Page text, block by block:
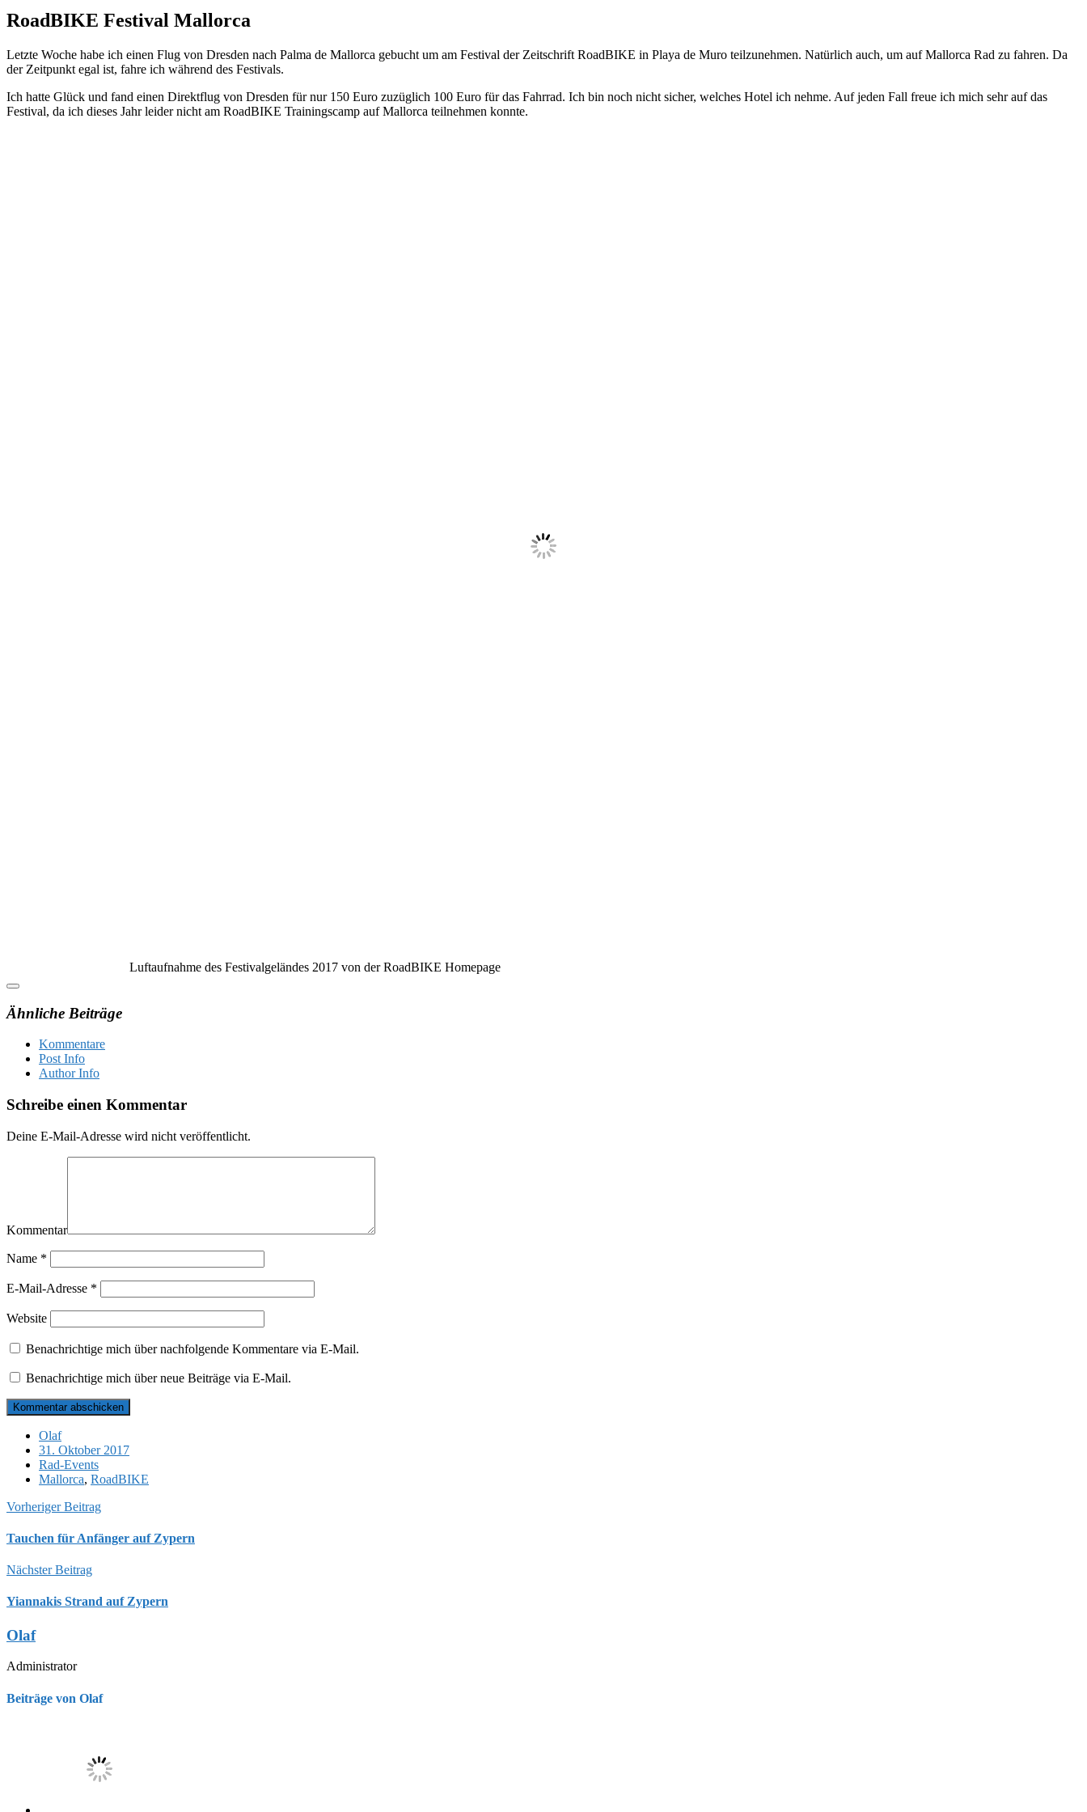
RoadBIKE Festival Mallorca
Letzte Woche habe ich einen Flug von Dresden nach Palma de Mallorca gebucht um am Festival der Zeitschrift RoadBIKE in Playa de Muro teilzunehmen. Natürlich auch, um auf Mallorca Rad zu fahren. Da
der Zeitpunkt egal ist, fahre ich während des Festivals.
Ich hatte Glück und fand einen Direktflug von Dresden für nur 150 Euro zuzüglich 100 Euro für das Fahrrad. Ich bin noch nicht sicher, welches Hotel ich nehme. Auf jeden Fall freue ich mich sehr auf das
Festival, da ich dieses Jahr leider nicht am RoadBIKE Trainingscamp auf Mallorca teilnehmen konnte.
Luftaufnahme des Festivalgeländes 2017 von der RoadBIKE Homepage
Ähnliche Beiträge
Kommentare
Post Info
Author Info
Schreibe einen Kommentar
Deine E-Mail-Adresse wird nicht veröffentlicht.
Kommentar
Name *
E-Mail-Adresse *
Website
Benachrichtige mich über nachfolgende Kommentare via E-Mail.
Benachrichtige mich über neue Beiträge via E-Mail.
Olaf
31. Oktober 2017
Rad-Events
Mallorca, RoadBIKE
Vorheriger Beitrag
Tauchen für Anfänger auf Zypern
Nächster Beitrag
Yiannakis Strand auf Zypern
Olaf
Administrator
Beiträge von Olaf